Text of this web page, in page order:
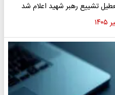
تشییع رهبر شهید اعلام شد